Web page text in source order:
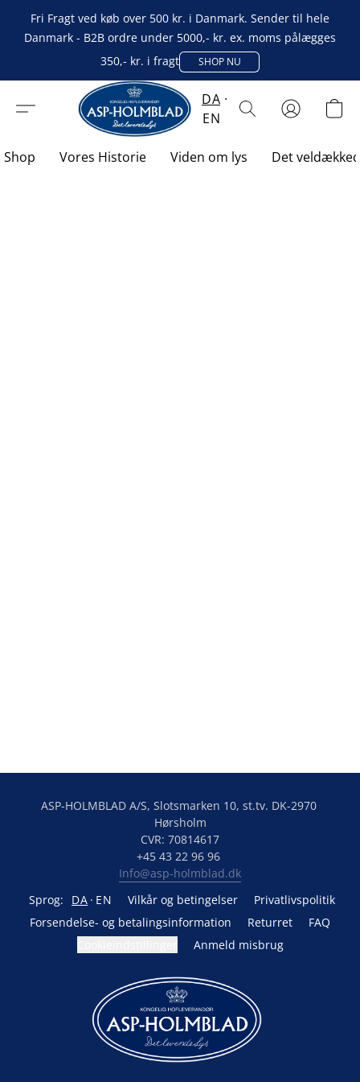
Fri Fragt ved køb over 500 kr. i Danmark. Sender til hele
Danmark - B2B ordre under 5000,- kr. ex. moms pålægges
350,- kr. i fragt
SHOP NU
DA
EN
Shop Vores Historie Viden om lys Det
ASP-HOLMBLAD A/S, Slotsmarken 10, st.tv. DK-2970
Hørsholm
CVR: 70814617
Info@asp-holmblad.dk
Sprog:
DA EN Vilkår og betingelser
Privatlivspolitik
Forsendelse- og betalingsinformation
Returret
FAQ
Anmeld misbrug